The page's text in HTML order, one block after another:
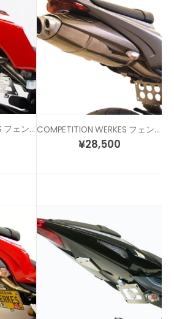
COMPETITION WERKES フェンダーレスキット CBR600RR (13-) COMPETITION WERKES フェンダーレスキット Daytona675 (06-08)
¥28,500